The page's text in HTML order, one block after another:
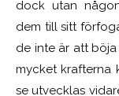
dock utan
dem till sitt
de inte är att
mycket krafterna
se utvecklas